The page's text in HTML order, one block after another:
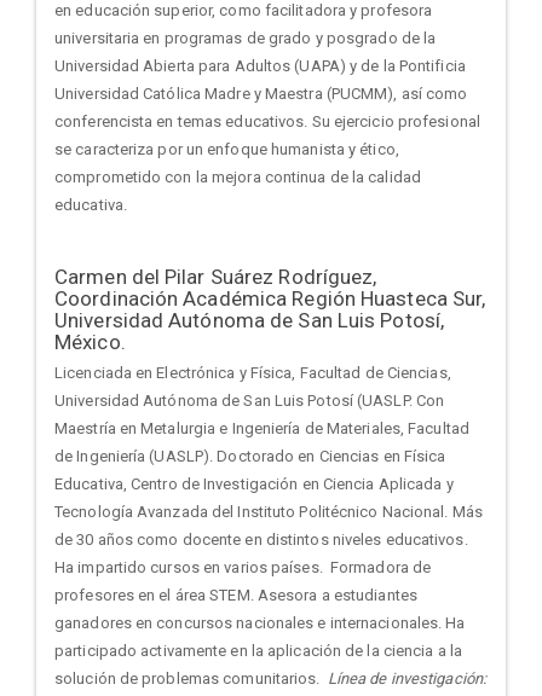
en educación superior, como facilitadora y profesora
universitaria en programas de grado y posgrado de la
Universidad Abierta para Adultos (UAPA) y de la Pontificia
Universidad Católica Madre y Maestra (PUCMM), así como
conferencista en temas educativos. Su ejercicio profesional
se caracteriza por un enfoque humanista y ético,
comprometido con la mejora continua de la calidad
educativa.
Carmen del Pilar Suárez Rodríguez,
Coordinación Académica Región Huasteca Sur,
Universidad Autónoma de San Luis Potosí,
México.
Licenciada en Electrónica y Física, Facultad de Ciencias,
Universidad Autónoma de San Luis Potosí (UASLP. Con
Maestría en Metalurgia e Ingeniería de Materiales, Facultad
de Ingeniería (UASLP). Doctorado en Ciencias en Física
Educativa, Centro de Investigación en Ciencia Aplicada y
Tecnología Avanzada del Instituto Politécnico Nacional. Más
de 30 años como docente en distintos niveles educativos.
Ha impartido cursos en varios países. Formadora de
profesores en el área STEM. Asesora a estudiantes
ganadores en concursos nacionales e internacionales. Ha
participado activamente en la aplicación de la ciencia a la
solución de problemas comunitarios. Línea de investigación: